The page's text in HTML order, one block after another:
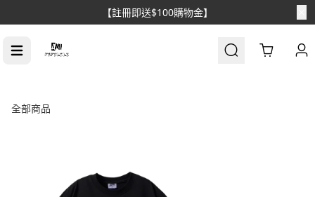
【註冊即送$100購物金】
Cart
全部商品